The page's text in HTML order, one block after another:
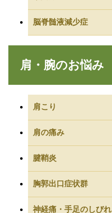
脳脊髄液減少症
肩・腕のお悩み
肩こり
肩の痛み
腱鞘炎
胸郭出口症状群
神経痛・手足のしびれ